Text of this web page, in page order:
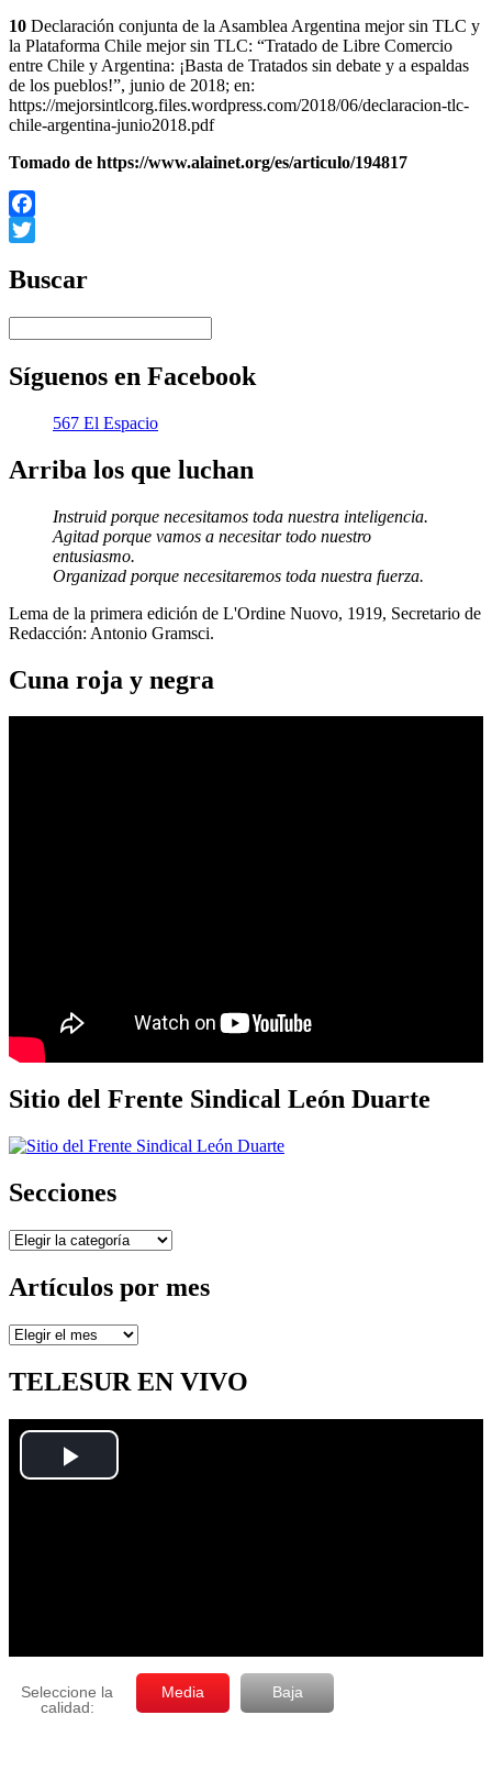
10 Declaración conjunta de la Asamblea Argentina mejor sin TLC y
la Plataforma Chile mejor sin TLC: “Tratado de Libre Comercio
entre Chile y Argentina: ¡Basta de Tratados sin debate y a espaldas
de los pueblos!”, junio de 2018; en:
https://mejorsintlcorg.files.wordpress.com/2018/06/declaracion-tlc-
chile-argentina-junio2018.pdf
Tomado de https://www.alainet.org/es/articulo/194817
Facebook
Buscar
Síguenos en Facebook
567 El Espacio
Arriba los que luchan
Instruid porque necesitamos toda nuestra inteligencia.
Agitad porque vamos a necesitar todo nuestro
entusiasmo.
Organizad porque necesitaremos toda nuestra fuerza.
Lema de la primera edición de L'Ordine Nuovo, 1919, Secretario de
Redacción: Antonio Gramsci.
Cuna roja y negra
Sitio del Frente Sindical León Duarte
Secciones
Secciones
Artículos por mes
Artículos
mes
TELESUR EN VIVO